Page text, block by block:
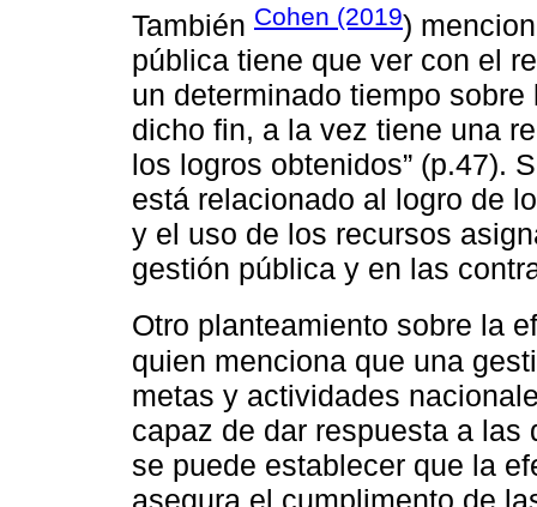
También Cohen (2019)
pública tiene que ver con el
un determinado tiempo
dicho fin, a la vez tiene una
los logros obtenidos” (p.47).
está relacionado al logro de
y el uso de los recursos
gestión pública y en las
Otro planteamiento sobre la
quien menciona que una
metas y actividades
capaz de dar respuesta a
se puede establecer que la
asegura el cumplimento de